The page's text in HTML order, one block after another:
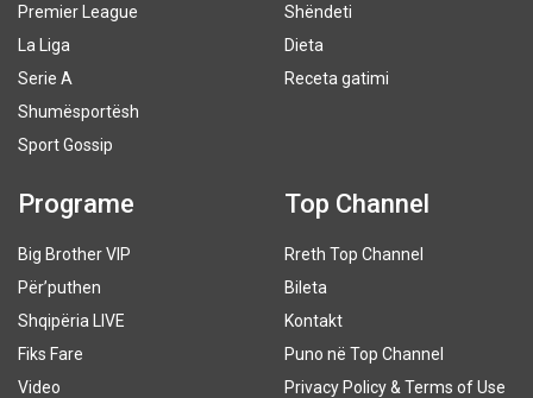
Premier League
La Liga
Serie A
Shumësportësh
Sport Gossip
Shëndeti
Dieta
Receta gatimi
Programe
Big Brother VIP
Për’puthen
Shqipëria LIVE
Fiks Fare
Video
Top Channel
Rreth Top Channel
Bileta
Kontakt
Puno në Top Channel
Privacy Policy & Terms of Use